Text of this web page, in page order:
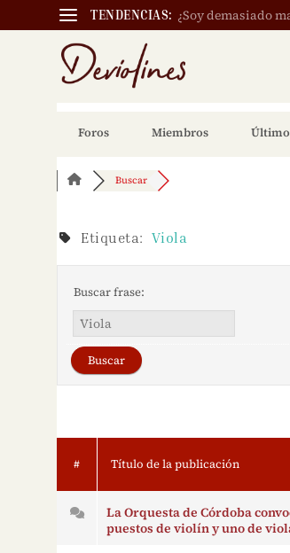
TENDENCIAS: ¿Soy demasiado
Foros Miembros
Buscar
Etiqueta: Viola
Buscar frase:
# Título de la publicación
La Orquesta de Córdoba
puestos de violín y uno de